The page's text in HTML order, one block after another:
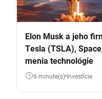
Elon Musk a jeho
Tesla (TSLA),
menia technológie
6 minute(s) Investície